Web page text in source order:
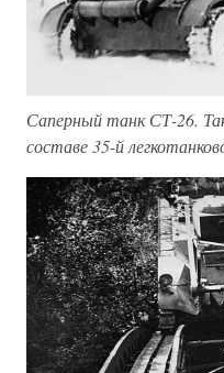
Саперный танк СТ-26.
составе 35-й